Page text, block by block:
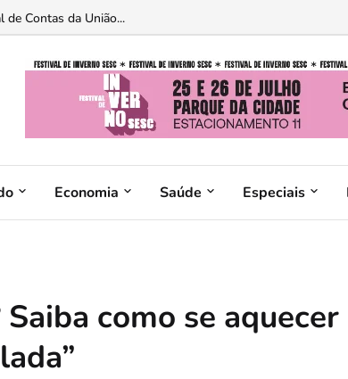
Contas da União...
Economia Saúde Especiais
como se aquecer